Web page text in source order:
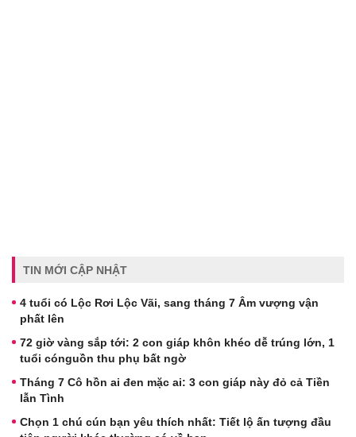
TIN MỚI CẬP NHẬT
4 tuổi có Lộc Rơi Lộc Vãi, sang tháng 7 Âm vượng vận
phất lên
72 giờ vàng sắp tới: 2 con giáp khôn khéo dễ trúng lớn, 1
tuổi cónguồn thu phụ bất ngờ
Tháng 7 Cô hồn ai đen mặc ai: 3 con giáp này đỏ cả Tiền
lẫn Tình
Chọn 1 chú cún bạn yêu thích nhất: Tiết lộ ấn tượng đầu